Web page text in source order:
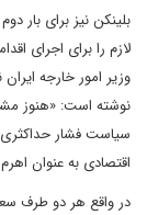
بلینکن نیز برای
لازم را برای اجرای
وزیر امور خارجه
نوشته است: «هنوز
سیاست فشار حداکثری
اقتصادی به عنوان
در واقع هر دو طرف